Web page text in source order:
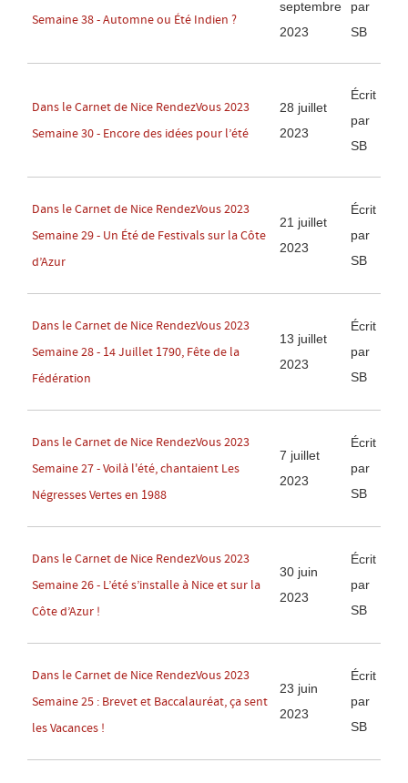
Semaine 38 - Automne ou Été Indien ?
septembre
2023
par
SB
Dans le Carnet de Nice RendezVous 2023
Semaine 30 - Encore des idées pour l’été
28 juillet
2023
Écrit
par
SB
Dans le Carnet de Nice RendezVous 2023
Semaine 29 - Un Été de Festivals sur la Côte
d’Azur
21 juillet
2023
Écrit
par
SB
Dans le Carnet de Nice RendezVous 2023
Semaine 28 - 14 Juillet 1790, Fête de la
Fédération
13 juillet
2023
Écrit
par
SB
Dans le Carnet de Nice RendezVous 2023
Semaine 27 - Voilà l'été, chantaient Les
Négresses Vertes en 1988
7 juillet
2023
Écrit
par
SB
Dans le Carnet de Nice RendezVous 2023
Semaine 26 - L’été s’installe à Nice et sur la
Côte d’Azur !
30 juin
2023
Écrit
par
SB
Dans le Carnet de Nice RendezVous 2023
Semaine 25 : Brevet et Baccalauréat, ça sent
les Vacances !
23 juin
2023
Écrit
par
SB